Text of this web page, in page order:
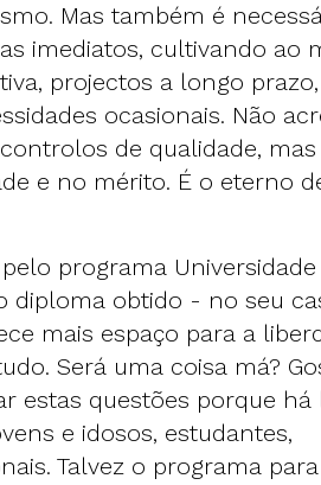
Mas também é
imediatos, cultivando ao
projectos a longo prazo,
ocasionais. Não
de qualidade, mas
e no mérito. É o eterno
programa
diploma obtido - no seu
mais espaço para a
Será uma coisa má?
estas questões porque há
e idosos, estudantes,
Talvez o programa